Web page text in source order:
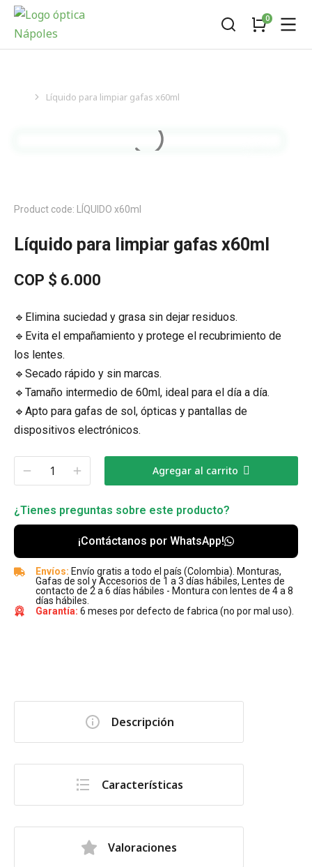
You are here:
Líquido para limpiar gafas x60ml
Product code: LÍQUIDO x60ml
Líquido para limpiar gafas x60ml
COP $ 6.000
🔹Elimina suciedad y grasa sin dejar residuos.
🔹Evita el empañamiento y protege el recubrimiento de
los lentes.
🔹Secado rápido y sin marcas.
🔹Tamaño intermedio de 60ml, ideal para el día a día.
🔹Apto para gafas de sol, ópticas y pantallas de
dispositivos electrónicos.
Agregar al carrito
¿Tienes preguntas sobre este producto?
¡Contáctanos por WhatsApp!
Envíos: Envío gratis a todo el país (Colombia). Monturas,
Gafas de sol y Accesorios de 1 a 3 días hábiles, Lentes de
contacto de 2 a 6 días hábiles - Montura con lentes de 4 a 8
días hábiles.
Garantía: 6 meses por defecto de fabrica (no por mal uso).
Descripción
Características
Valoraciones